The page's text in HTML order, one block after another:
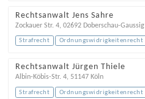
Rechtsanwalt Jens Sahre
Zockauer Str. 4, 02692 Doberschau-Gaussig
Strafrecht Ordnungswidrigkeitenrecht
Rechtsanwalt Jürgen Thiele
Albin-Köbis-Str. 4, 51147 Köln
Strafrecht Ordnungswidrigkeitenrecht